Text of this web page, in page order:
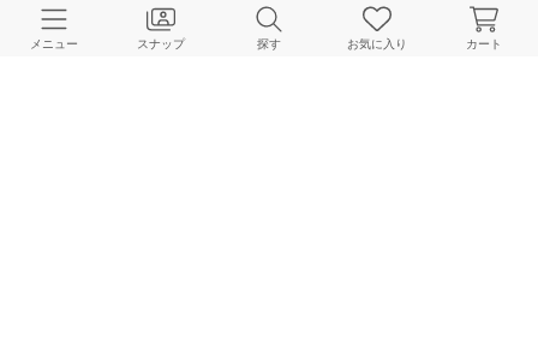
CUSTOMER SERVICE
メニュー スナップ 探す お気に入り カート